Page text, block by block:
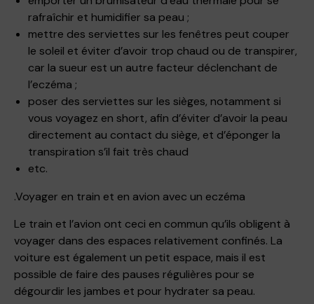
rafraîchir et humidifier sa peau ;
mettre des serviettes sur les fenêtres peut couper
le soleil et éviter d’avoir trop chaud ou de transpirer,
car la sueur est un autre facteur déclenchant de
l’eczéma ;
poser des serviettes sur les sièges, notamment si
vous voyagez en short, afin d’éviter d’avoir la peau
directement au contact du siège, et d’éponger la
transpiration s’il fait très chaud
etc.
.Voyager en train et en avion avec un eczéma
Le train et l’avion ont ceci en commun qu’ils obligent à
voyager dans des espaces relativement confinés. La
voiture est également un petit espace, mais il est
possible de faire des pauses régulières pour se
dégourdir les jambes et pour hydrater sa peau.